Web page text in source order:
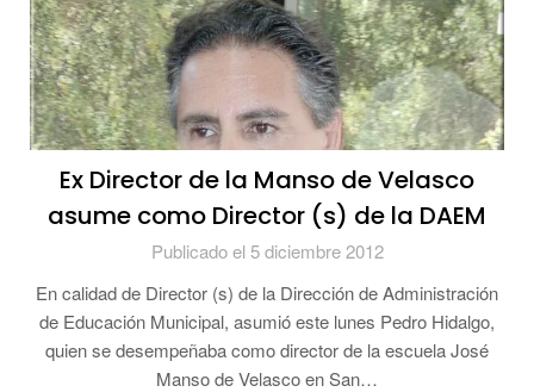
Ex Director de la Manso de Velasco
asume como Director (s) de la DAEM
Publicado el 5 diciembre 2012
En calidad de Director (s) de la Dirección de Administración
de Educación Municipal, asumió este lunes Pedro Hidalgo,
quien se desempeñaba como director de la escuela José
Manso de Velasco en San…